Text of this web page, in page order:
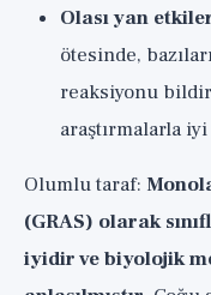
Olası yan
ötesinde,
reaksiyonu
araştırmalarla
Olumlu taraf:
(GRAS) olarak
iyidir ve biyolojik